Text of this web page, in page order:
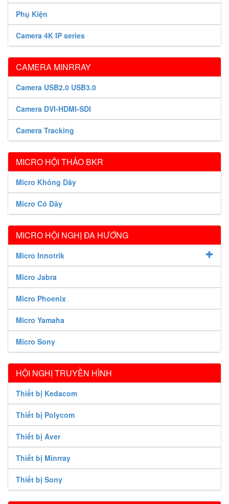
Phụ Kiện
Camera 4K IP series
CAMERA MINRRAY
Camera USB2.0 USB3.0
Camera DVI-HDMI-SDI
Camera Tracking
MICRO HỘI THẢO BKR
Micro Không Dây
Micro Có Dây
MICRO HỘI NGHỊ ĐA HƯỚNG
Micro Innotrik
Micro Jabra
Micro Phoenix
Micro Yamaha
Micro Sony
HỘI NGHỊ TRUYỀN HÌNH
Thiết bị Kedacom
Thiết bị Polycom
Thiết bị Aver
Thiết bị Minrray
Thiết bị Sony